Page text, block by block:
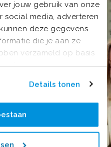
jouw gebruik van onze
social media, adverteren
deze gegevens
die je aan ze
verzameld op basis
Details tonen